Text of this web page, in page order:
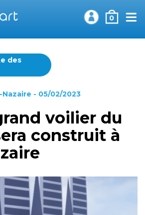
0
des
- 05/02/2023
voilier du
construit à